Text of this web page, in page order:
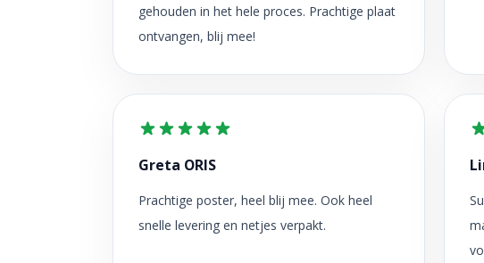
gehouden in het hele proces. Prachtige plaat
ontvangen, blij mee!
Greta ORIS
Prachtige poster, heel blij mee. Ook heel
snelle levering en netjes verpakt.